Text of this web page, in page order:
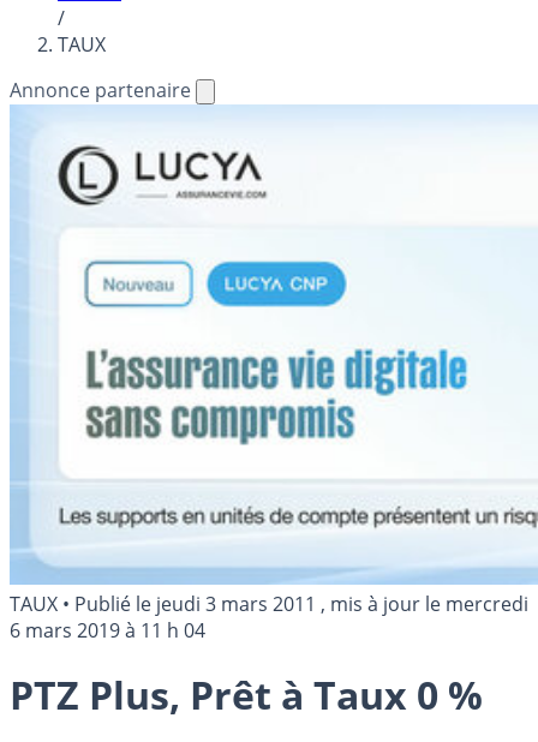
/
TAUX
Annonce partenaire
TAUX • Publié le jeudi 3 mars 2011 , mis à jour le mercredi
6 mars 2019 à 11 h 04
PTZ Plus, Prêt à Taux 0 %